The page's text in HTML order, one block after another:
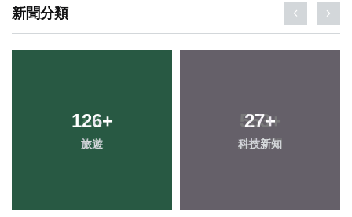
新聞分類
126+
旅遊
27+
科技新知